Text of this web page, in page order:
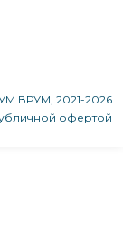
ВРУМ, 2021-2026
офертой